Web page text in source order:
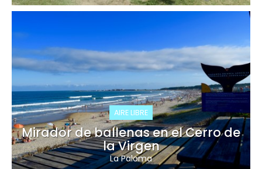
AIRE LIBRE
Mirador de ballenas en el Cerro de
la Virgen
La Paloma